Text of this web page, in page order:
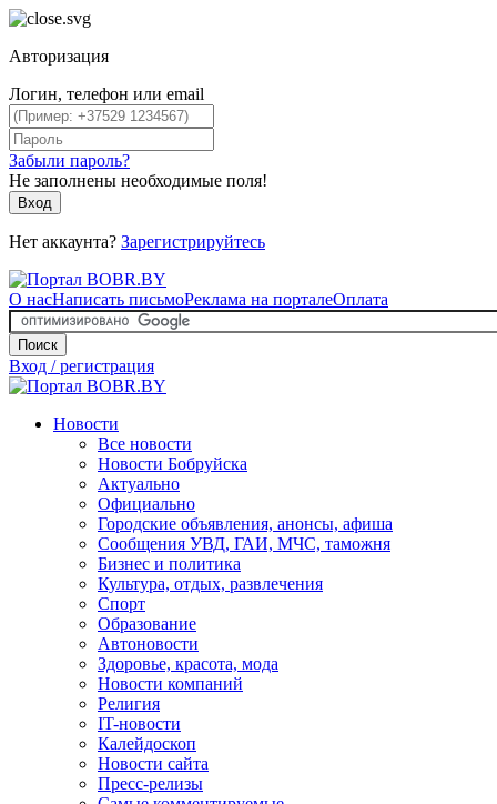
Авторизация
Логин, телефон или email
Забыли пароль?
Не заполнены необходимые поля!
Вход
Нет аккаунта? Зарегистрируйтесь
О насНаписать письмоРеклама на порталеОплата
Поиск
Вход / регистрация
Новости
Все новости
Новости Бобруйска
Актуально
Официально
Городские объявления, анонсы, афиша
Сообщения УВД, ГАИ, МЧС, таможня
Бизнес и политика
Культура, отдых, развлечения
Спорт
Образование
Автоновости
Здоровье, красота, мода
Новости компаний
Религия
IT-новости
Калейдоскоп
Новости сайта
Пресс-релизы